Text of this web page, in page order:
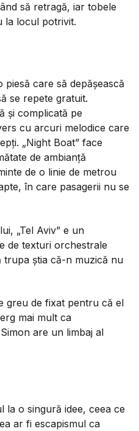
să retragă, iar tobele
la locul potrivit.
care să depăşească
se repete gratuit.
şi complicată pe
cu arcuri melodice care
„Night Boat” face
de ambianță
de o linie de metrou
în care pasagerii nu se
„Tel Aviv” e un
de texturi orchestrale
ştia că-n muzică nu
greu de fixat pentru că el
mai mult ca
are un limbaj al
la o singură idee, ceea ce
ar fi escapismul ca